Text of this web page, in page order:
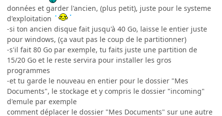
données et garder l'ancien, (plus petit), juste pour le systeme
d'exploitation
-si ton ancien disque fait jusqu'à 40 Go, laisse le entier juste
pour windows, (ça vaut pas le coup de le partitionner)
-s'il fait 80 Go par exemple, tu faits juste une partition de
15/20 Go et le reste servira pour installer les gros
programmes
-et tu garde le nouveau en entier pour le dossier "Mes
Documents", le stockage et y compris le dossier "incoming"
d'emule par exemple
comment déplacer le dossier "Mes Documents" sur une autre